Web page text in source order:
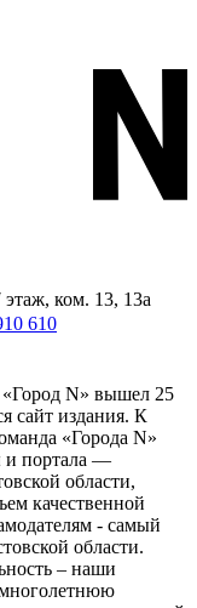
ком. 13, 13а
610
N» вышел 25
сайт издания. К
«Города N»
и портала —
области,
качественной
- самый
области.
– наши